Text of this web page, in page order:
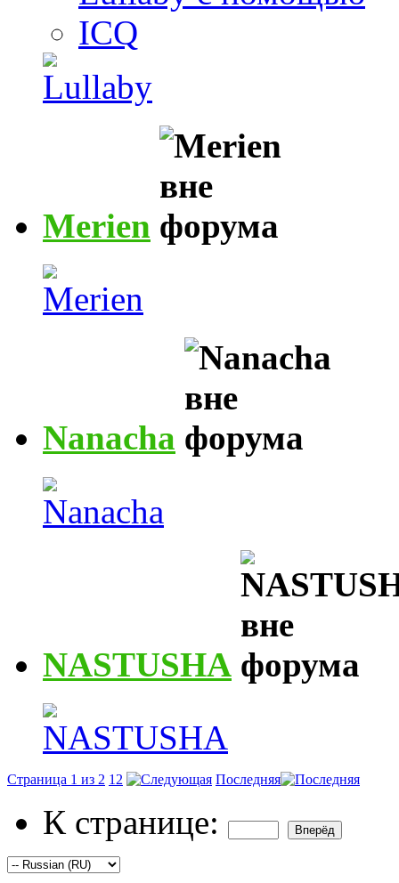
Merien
Nanacha
NASTUSHA
Страница 1 из 2 1 2 Последняя
К странице: